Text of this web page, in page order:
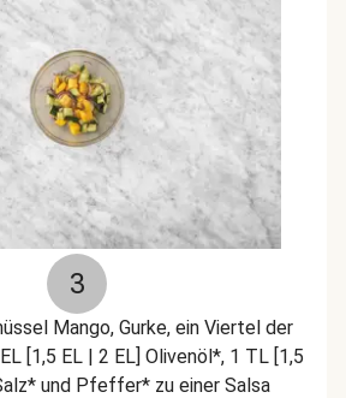
3
Mango, Gurke, ein Viertel der
[1,5 EL | 2 EL] Olivenöl*, 1 TL [1,5
und Pfeffer* zu einer Salsa